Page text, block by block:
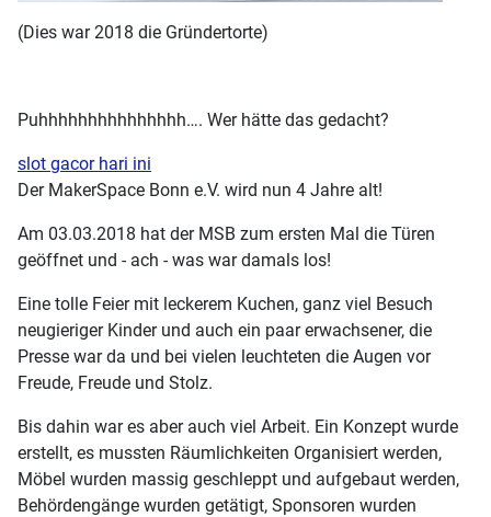
(Dies war 2018 die Gründertorte)
Puhhhhhhhhhhhhhhh…. Wer hätte das gedacht?
slot gacor hari ini
Der MakerSpace Bonn e.V. wird nun 4 Jahre alt!
Am 03.03.2018 hat der MSB zum ersten Mal die Türen
geöffnet und - ach - was war damals los!
Eine tolle Feier mit leckerem Kuchen, ganz viel Besuch
neugieriger Kinder und auch ein paar erwachsener, die
Presse war da und bei vielen leuchteten die Augen vor
Freude, Freude und Stolz.
Bis dahin war es aber auch viel Arbeit. Ein Konzept wurde
erstellt, es mussten Räumlichkeiten Organisiert werden,
Möbel wurden massig geschleppt und aufgebaut werden,
Behördengänge wurden getätigt, Sponsoren wurden